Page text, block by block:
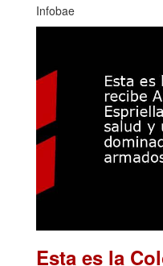
Infobae
Esta es la